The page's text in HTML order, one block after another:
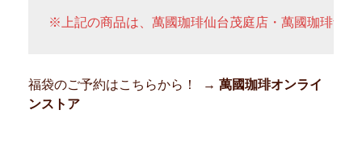
※上記の商品は、萬國珈琲仙台茂庭店・萬國珈琲ザ
福袋のご予約はこちらから！ → 萬國珈琲オンライ
ンストア